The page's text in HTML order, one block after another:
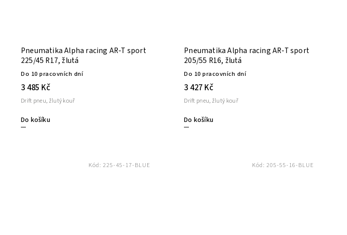
Pneumatika Alpha racing AR-T sport
225/45 R17, žlutá
Do 10 pracovních dní
3 485 Kč
Do košíku
Drift pneu, žlutý kouř
Pneumatika Alpha racing AR-T sport
205/55 R16, žlutá
Do 10 pracovních dní
3 427 Kč
Do košíku
Drift pneu, žlutý kouř
Kód:225-45-17-BLUE Kód: 205-55-16-BLUE